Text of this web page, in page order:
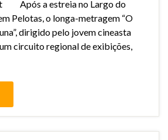
Após a estreia no Largo do
Pelotas, o longa-metragem “O
dirigido pelo jovem cineasta
circuito regional de exibições,